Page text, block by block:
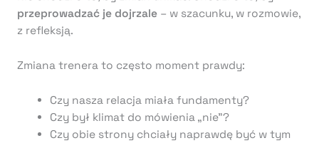
przeprowadzać je dojrzale– w szacunku, w rozmowie,
z refleksją.
Zmiana trenera to często moment prawdy:
Czy nasza relacja miała fundamenty?
Czy był klimat do mówienia „nie”?
Czy obie strony chciały naprawdę być w tym